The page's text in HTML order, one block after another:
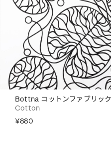
Bottna コットンファブリック
Cotton
¥880